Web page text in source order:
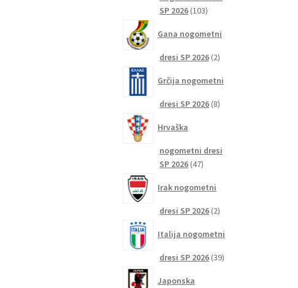
SP 2026 103103
Gana nogometni
dresi SP 2026 22
Grčija nogometni
dresi SP 2026 88
Hrvaška
nogometni dresi
SP 2026 4747
Irak nogometni
dresi SP 2026 22
Italija nogometni
dresi SP 2026 3939
Japonska